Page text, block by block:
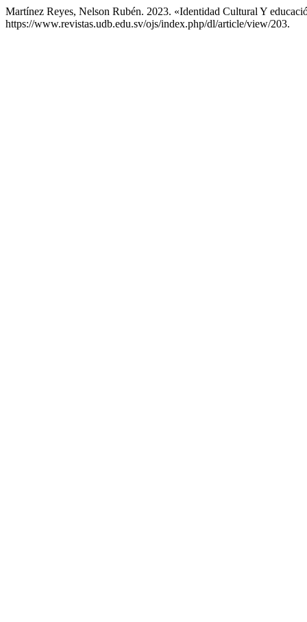
Martínez Reyes, Nelson Rubén. 2023. «Identidad Cultural Y
https://www.revistas.udb.edu.sv/ojs/index.php/dl/article/view/203.